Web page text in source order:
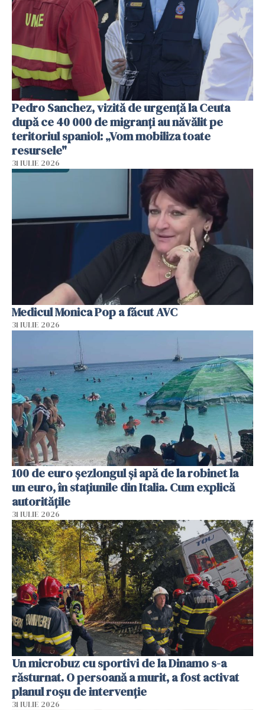
Pedro Sanchez, vizită de urgență la Ceuta
după ce 40 000 de migranți au năvălit pe
teritoriul spaniol: „Vom mobiliza toate
resursele"
31 IULIE 2026
Medicul Monica Pop a făcut AVC
31 IULIE 2026
100 de euro șezlongul și apă de la robinet la
un euro, în stațiunile din Italia. Cum explică
autoritățile
31 IULIE 2026
Un microbuz cu sportivi de la Dinamo s-a
răsturnat. O persoană a murit, a fost activat
planul roșu de intervenție
31 IULIE 2026